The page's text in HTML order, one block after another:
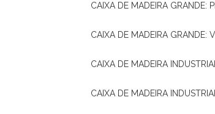
CAIXA DE MADEIRA GRANDE:
CAIXA DE MADEIRA GRANDE:
CAIXA DE MADEIRA
CAIXA DE MADEIRA